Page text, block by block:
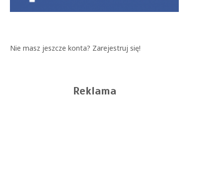
Nie masz jeszcze konta? Zarejestruj się!
Reklama